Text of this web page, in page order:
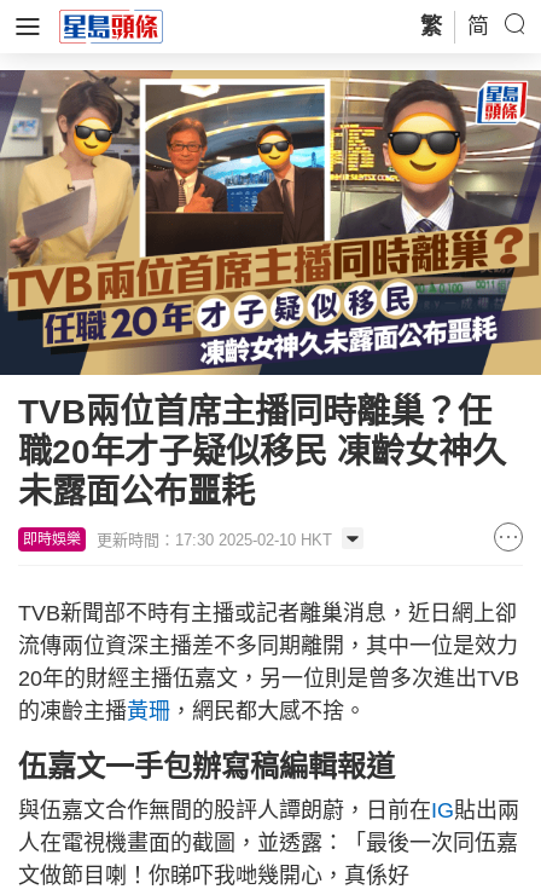
繁 简
TVB兩位首席主播同時離巢？任
職20年才子疑似移民 凍齡女神久
未露面公布噩耗
即時娛樂 更新時間：17:30 2025-02-10 HKT
TVB新聞部不時有主播或記者離巢消息，近日網上卻
流傳兩位資深主播差不多同期離開，其中一位是效力
20年的財經主播伍嘉文，另一位則是曾多次進出TVB
的凍齡主播黃珊 ，網民都大感不捨。
伍嘉文一手包辦寫稿編輯報道
與伍嘉文合作無間的股評人譚朗蔚，日前在IG貼出兩
人在電視機畫面的截圖，並透露：「最後一次同伍嘉
文做節目喇！你睇吓我哋幾開心，真係好